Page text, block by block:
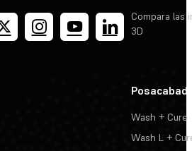
Compara las
3D
Wash + Cure
Wash L +